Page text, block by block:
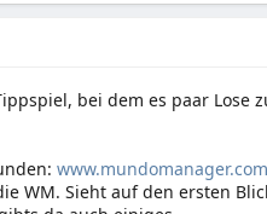
bei dem es paar Lose
www.mundomanager.com
WM. Sieht auf den ersten